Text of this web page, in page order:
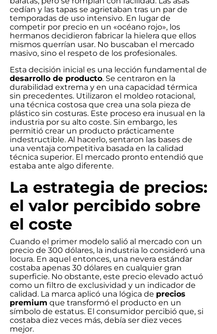
cedían y las tapas se agrietaban tras un par de
temporadas de uso intensivo. En lugar de
competir por precio en un «océano rojo», los
hermanos decidieron fabricar la hielera que ellos
mismos querrían usar. No buscaban el mercado
masivo, sino el respeto de los profesionales.
Esta decisión inicial es una lección fundamental de
desarrollo de producto. Se centraron en la
durabilidad extrema y en una capacidad térmica
sin precedentes. Utilizaron el moldeo rotacional,
una técnica costosa que crea una sola pieza de
plástico sin costuras. Este proceso era inusual en la
industria por su alto coste. Sin embargo, les
permitió crear un producto prácticamente
indestructible. Al hacerlo, sentaron las bases de
una ventaja competitiva basada en la calidad
técnica superior. El mercado pronto entendió que
estaba ante algo diferente.
La estrategia de precios:
el valor percibido sobre
el coste
Cuando el primer modelo salió al mercado con un
precio de 300 dólares, la industria lo consideró una
locura. En aquel entonces, una nevera estándar
costaba apenas 30 dólares en cualquier gran
superficie. No obstante, este precio elevado actuó
como un filtro de exclusividad y un indicador de
calidad. La marca aplicó una lógica de precios
premium que transformó el producto en un
símbolo de estatus. El consumidor percibió que, si
costaba diez veces más, debía ser diez veces
mejor.